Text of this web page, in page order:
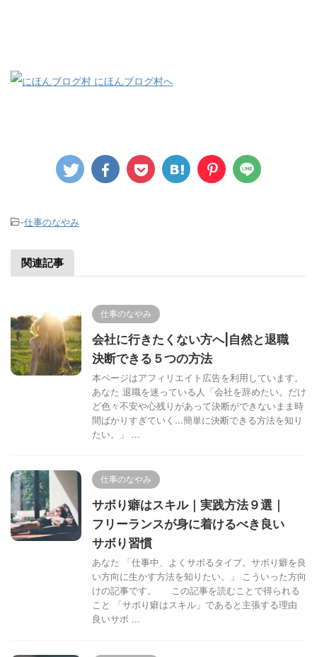
-仕事のなやみ
関連記事
仕事のなやみ
会社に行きたくない方へ|自然と退職
決断できる５つの方法
本ページはアフィリエイト広告を利用しています。
あなた 退職を迷っている人「会社を辞めたい。だけ
ど色々不安や心残りがあって決断ができないまま時
間ばかりすぎていく...簡単に決断できる方法を知り
たい。」 ...
仕事のなやみ
サボり癖はスキル｜実践方法９選｜
フリーランスが身に着けるべき良い
サボり習慣
あなた 「仕事中、よくサボるタイプ。サボり癖を良
い方向に生かす方法を知りたい。」 こういった方向
けの記事です。 この記事を読むことで得られる
こと 「サボり癖はスキル」であると主張する理由
良いサボ ...